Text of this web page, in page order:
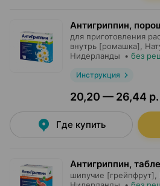
Антигриппин,
для приготовления
внутрь [ромашка],
Нидерланды • без
Инструкция
20,20 — 26,44 р.
Где купить
Антигриппин,
шипучие [грейпфрут],